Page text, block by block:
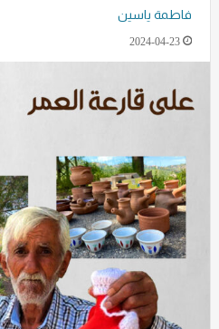
فاطمة ياسين
2024-04-23